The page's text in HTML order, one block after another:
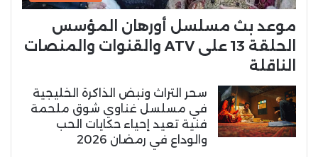
موعد بث مسلسل أورهان المؤسس
الحلقة 13 على ATV والقنوات والمنصات
الناقلة
سحر التراث ونبض الذاكرة الخليجية
في مسلسل غناوي شوق ملحمة
فنية تعيد إحياء حكايات الحب
والوداع في رمضان 2026